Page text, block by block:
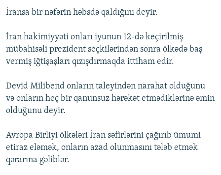
AZADLIQRADIOSU MOBIL TELEFONUNUZDA
BIZIMLƏ ƏLAQƏ
XƏBƏR BÜLLETENLƏRIMIZ
RFE/RL-in bütün saytları
İransa bir nəfərin həbsdə qaldığını deyir.
İran hakimiyyəti onları iyunun 12-də keçirilmiş
mübahisəli prezident seçkilərindən sonra ölkədə baş
vermiş iğtişaşları qızışdırmaqda ittiham edir.
Devid Milibend onların taleyindən narahat olduğunu
və onların heç bir qanunsuz hərəkət etmədiklərinə əmin
olduğunu deyir.
Avropa Birliyi ölkələri İran səfirlərini çağırıb ümumi
etiraz eləmək, onların azad olunmasını tələb etmək
qərarına gəliblər.